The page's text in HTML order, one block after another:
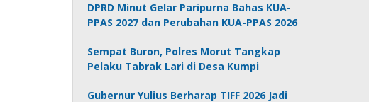
DPRD Minut Gelar Paripurna Bahas KUA-
PPAS 2027 dan Perubahan KUA-PPAS 2026
Sempat Buron, Polres Morut Tangkap
Pelaku Tabrak Lari di Desa Kumpi
Gubernur Yulius Berharap TIFF 2026 Jadi